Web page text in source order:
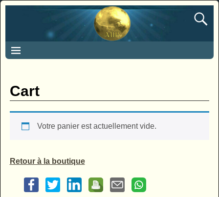
Cart
Votre panier est actuellement vide.
Retour à la boutique